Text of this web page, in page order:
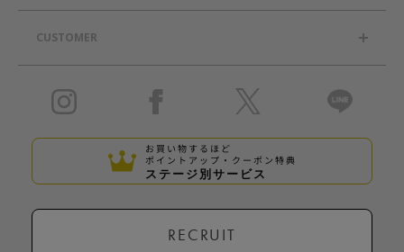
CUSTOMER
お買い物するほど
ポイントアップ・クーポン特典
ステージ別サービス
RECRUIT